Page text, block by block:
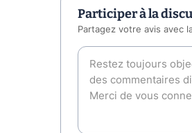
Participer à la
Partagez votre avis avec